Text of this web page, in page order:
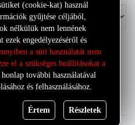
a most megadott
tájékoztatójának
(cookie-kat) használ
gyűjtése céljából,
nélkülük nem lennének
engedélyezéséről és
a süti használatát nem
el a szükséges beállításokat a
további használatával
és felhasználásához.
Értem Részletek